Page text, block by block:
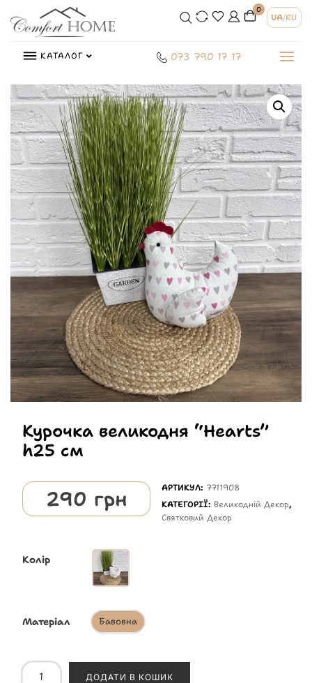
0
UA/RU
КАТАЛОГ 073 790 17 17
Курочка великодня “Hearts”
h25 см
290 грн АРТИКУЛ: 7711908
КАТЕГОРІЇ:Великодній Декор,
Святковий Декор
Колір
Матеріал Бавовна
ДОДАТИ В КОШИК